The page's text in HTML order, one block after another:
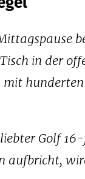
in der
mit
Golf
aufbricht,